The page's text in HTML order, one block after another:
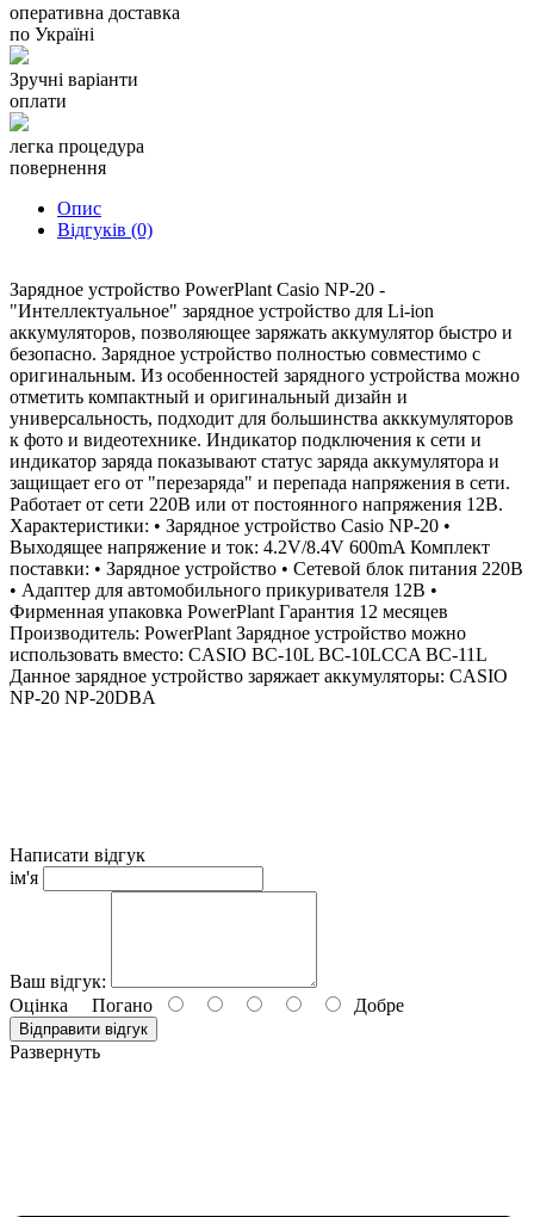
оперативна доставка
по Україні
Зручні варіанти
оплати
легка процедура
повернення
Опис
Відгуків (0)
Зарядное устройство PowerPlant Casio NP-20 -
"Интеллектуальное" зарядное устройство для Li-ion
аккумуляторов, позволяющее заряжать аккумулятор быстро и
безопасно. Зарядное устройство полностью совместимо с
оригинальным. Из особенностей зарядного устройства можно
отметить компактный и оригинальный дизайн и
универсальность, подходит для большинства акккумуляторов
к фото и видеотехнике. Индикатор подключения к сети и
индикатор заряда показывают статус заряда аккумулятора и
защищает его от "перезаряда" и перепада напряжения в сети.
Работает от сети 220В или от постоянного напряжения 12В.
Характеристики: • Зарядное устройство Casio NP-20 •
Выходящее напряжение и ток: 4.2V/8.4V 600mA Комплект
поставки: • Зарядное устройство • Сетевой блок питания 220В
• Адаптер для автомобильного прикуривателя 12В •
Фирменная упаковка PowerPlant Гарантия 12 месяцев
Производитель: PowerPlant Зарядное устройство можно
использовать вместо: CASIO BC-10L BC-10LCCA BC-11L
Данное зарядное устройство заряжает аккумуляторы: CASIO
NP-20 NP-20DBA
Написати відгук
ім'я
Ваш відгук:
Оцінка Погано Добре
Відправити відгук
Развернуть